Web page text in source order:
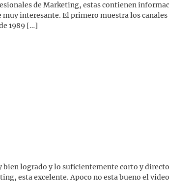
de Marketing, estas contienen
interesante. El primero muestra los
1989 […]
logrado y lo suficientemente corto y
esta excelente. Apoco no esta bueno el